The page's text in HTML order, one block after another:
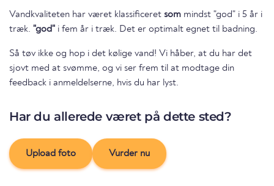
Vandkvaliteten har været klassificeret som mindst "god" i 5 år i
træk. "god" i fem år i træk. Det er optimalt egnet til badning.
Så tøv ikke og hop i det kølige vand! Vi håber, at du har det
sjovt med at svømme, og vi ser frem til at modtage din
feedback i anmeldelserne, hvis du har lyst.
Har du allerede været på dette sted?
Upload foto Vurder nu